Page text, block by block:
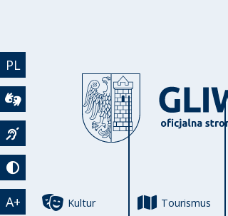
PL
Wideotłumacz
Język migowy
Tryb kontrastowy
A+
Kultur Tourismus